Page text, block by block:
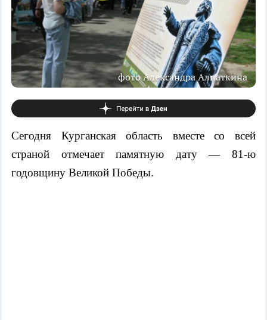
фото Александра Алпаткина
Сегодня Курганская область вместе со всей
страной отмечает памятную дату — 81-ю
годовщину Великой Победы.